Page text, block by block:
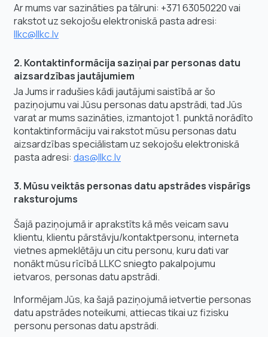
Ar mums var sazināties pa tālruni: +371 63050220 vai
rakstot uz sekojošu elektroniskā pasta adresi:
llkc@llkc.lv
2. Kontaktinformācija saziņai par personas datu
aizsardzības jautājumiem
Ja Jums ir radušies kādi jautājumi saistībā ar šo
paziņojumu vai Jūsu personas datu apstrādi, tad Jūs
varat ar mums sazināties, izmantojot 1. punktā norādīto
kontaktinformāciju vai rakstot mūsu personas datu
aizsardzības speciālistam uz sekojošu elektroniskā
pasta adresi: das@llkc.lv
3. Mūsu veiktās personas datu apstrādes vispārīgs
raksturojums
Šajā paziņojumā ir aprakstīts kā mēs veicam savu
klientu, klientu pārstāvju/kontaktpersonu, interneta
vietnes apmeklētāju un citu personu, kuru dati var
nonākt mūsu rīcībā LLKC sniegto pakalpojumu
ietvaros, personas datu apstrādi.
Informējam Jūs, ka šajā paziņojumā ietvertie personas
datu apstrādes noteikumi, attiecas tikai uz fizisku
personu personas datu apstrādi.